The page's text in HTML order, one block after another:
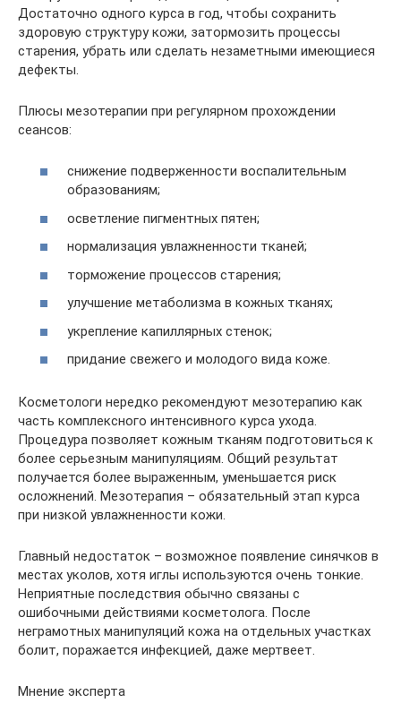
Достаточно одного курса в год, чтобы сохранить
здоровую структуру кожи, затормозить процессы
старения, убрать или сделать незаметными имеющиеся
дефекты.
Плюсы мезотерапии при регулярном прохождении
сеансов:
снижение подверженности воспалительным
образованиям;
осветление пигментных пятен;
нормализация увлажненности тканей;
торможение процессов старения;
улучшение метаболизма в кожных тканях;
укрепление капиллярных стенок;
придание свежего и молодого вида коже.
Косметологи нередко рекомендуют мезотерапию как
часть комплексного интенсивного курса ухода.
Процедура позволяет кожным тканям подготовиться к
более серьезным манипуляциям. Общий результат
получается более выраженным, уменьшается риск
осложнений. Мезотерапия – обязательный этап курса
при низкой увлажненности кожи.
Главный недостаток – возможное появление синячков в
местах уколов, хотя иглы используются очень тонкие.
Неприятные последствия обычно связаны с
ошибочными действиями косметолога. После
неграмотных манипуляций кожа на отдельных участках
болит, поражается инфекцией, даже мертвеет.
Мнение эксперта